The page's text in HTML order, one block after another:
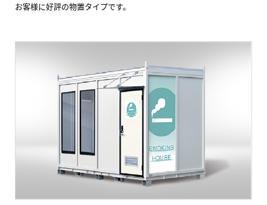
お客様に好評の物置タイプです。